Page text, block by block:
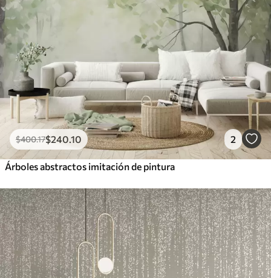
$400.17$240 .10 2
Árboles abstractos imitación de pintura